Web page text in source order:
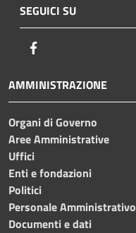
SEGUICI SU
AMMINISTRAZIONE
Organi di Governo
Aree Amministrative
Uffici
Enti e fondazioni
Politici
Personale Amministrativo
Documenti e dati